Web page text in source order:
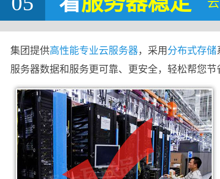
集团提供高性能专业云服务器，采用分布式存储
服务器数据和服务更可靠、更安全，轻松帮您节